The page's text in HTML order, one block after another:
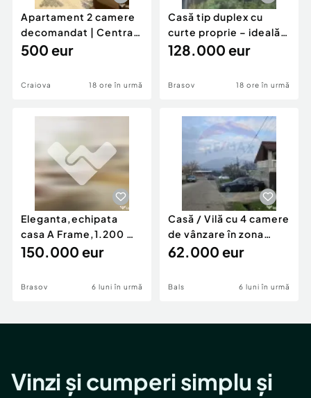
Apartament 2 camere
decomandat | Centrală
proprie | 60 mp |
500 eur
Craiova 18 ore în urmă
Casă tip duplex cu
curte proprie – ideală
pentru renovar
128.000 eur
Brasov 18 ore în urmă
Eleganta,echipata
casa A Frame,1.200 mp
teren,deschidere Pia
150.000 eur
Brasov 6 luni în urmă
Casă / Vilă cu 4 camere
de vânzare în zona
Periferie
62.000 eur
Bals 6 luni în urmă
Vinzi și cumperi simplu și